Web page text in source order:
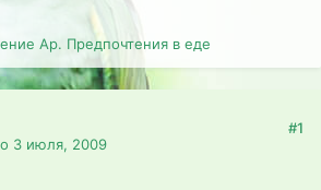
Ар. Предпочтения в еде
3 июля, 2009
#1